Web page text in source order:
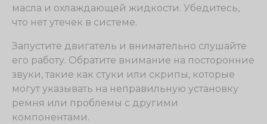
масла и охлаждающей жидкости. Убедитесь,
что нет утечек в системе.
Запустите двигатель и внимательно слушайте
его работу. Обратите внимание на посторонние
звуки, такие как стуки или скрипы, которые
могут указывать на неправильную установку
ремня или проблемы с другими
компонентами.